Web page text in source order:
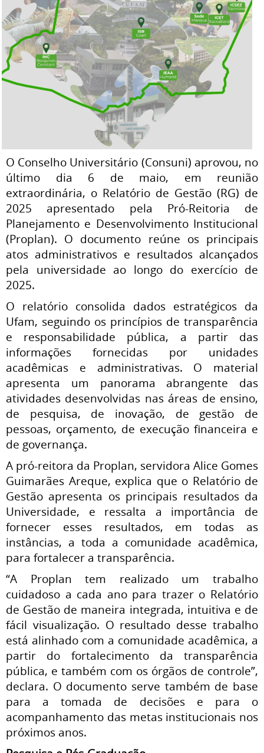
O Conselho Universitário (Consuni) aprovou, no
último dia 6 de maio, em reunião
extraordinária, o Relatório de Gestão (RG) de
2025 apresentado pela Pró-Reitoria de
Planejamento e Desenvolvimento Institucional
(Proplan). O documento reúne os principais
atos administrativos e resultados alcançados
pela universidade ao longo do exercício de
2025.
O relatório consolida dados estratégicos da
Ufam, seguindo os princípios de transparência
e responsabilidade pública, a partir das
informações fornecidas por unidades
acadêmicas e administrativas. O material
apresenta um panorama abrangente das
atividades desenvolvidas nas áreas de ensino,
de pesquisa, de inovação, de gestão de
pessoas, orçamento, de execução financeira e
de governança.
A pró-reitora da Proplan, servidora Alice Gomes
Guimarães Areque, explica que o Relatório de
Gestão apresenta os principais resultados da
Universidade, e ressalta a importância de
fornecer esses resultados, em todas as
instâncias, a toda a comunidade acadêmica,
para fortalecer a transparência.
“A Proplan tem realizado um trabalho
cuidadoso a cada ano para trazer o Relatório
de Gestão de maneira integrada, intuitiva e de
fácil visualização. O resultado desse trabalho
está alinhado com a comunidade acadêmica, a
partir do fortalecimento da transparência
pública, e também com os órgãos de controle”,
declara. O documento serve também de base
para a tomada de decisões e para o
acompanhamento das metas institucionais nos
próximos anos.